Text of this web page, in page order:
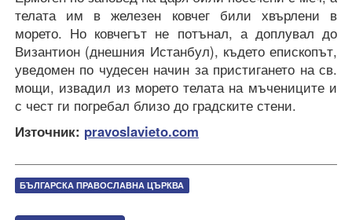
телата им в железен ковчег били хвърлени в
морето. Но ковчегът не потънал, а доплувал до
Византион (днешния Истанбул), където епископът,
уведомен по чудесен начин за пристигането на св.
мощи, извадил из морето телата на мъчениците и
с чест ги погребал близо до градските стени.
Източник: pravoslavieto.com
БЪЛГАРСКА ПРАВОСЛАВНА ЦЪРКВА